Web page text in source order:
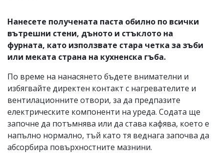
Нанесете получената паста обилно по всички
вътрешни стени, дъното и стъклото на
фурната, като използвате стара четка за зъби
или меката страна на кухненска гъба.
По време на нанасянето бъдете внимателни и
избягвайте директен контакт с нагревателите и
вентилационните отвори, за да предпазите
електрическите компоненти на уреда. Содата ще
започне да потъмнява или да става кафява, което е
напълно нормално, тъй като тя веднага започва да
абсорбира повърхностните мазнини.